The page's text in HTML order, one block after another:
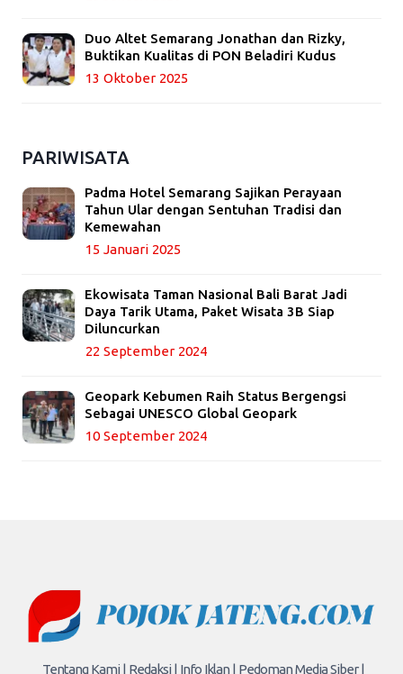
Duo Altet Semarang Jonathan dan Rizky,
Buktikan Kualitas di PON Beladiri Kudus
13 Oktober 2025
PARIWISATA
Padma Hotel Semarang Sajikan Perayaan
Tahun Ular dengan Sentuhan Tradisi dan
Kemewahan
15 Januari 2025
Ekowisata Taman Nasional Bali Barat Jadi
Daya Tarik Utama, Paket Wisata 3B Siap
Diluncurkan
22 September 2024
Geopark Kebumen Raih Status Bergengsi
Sebagai UNESCO Global Geopark
10 September 2024
Tentang Kami | Redaksi | Info Iklan | Pedoman Media Siber |